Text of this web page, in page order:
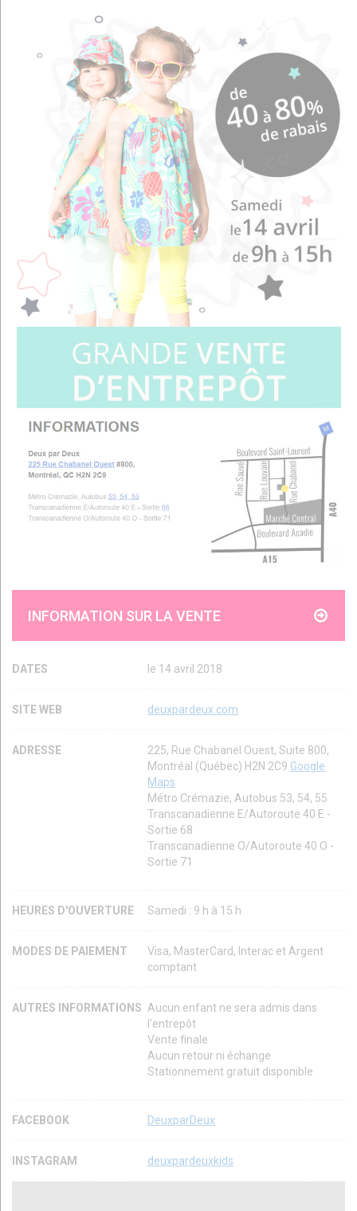
INFORMATION SUR LA VENTE
DATES le 14 avril 2018
SITE WEB deuxpardeux.com
ADRESSE
225, Rue Chabanel Ouest, Suite 800,
Montréal (Québec) H2N 2C9 Google
Maps
Métro Crémazie, Autobus 53, 54, 55
Transcanadienne E/Autoroute 40 E -
Sortie 68
Transcanadienne O/Autoroute 40 O -
Sortie 71
HEURES D'OUVERTURE Samedi : 9 h à 15 h
MODES DE PAIEMENT
Visa, MasterCard, Interac et Argent
comptant
AUTRES INFORMATIONS Aucun enfant ne sera admis dans
l'entrepôt
Vente finale
Aucun retour ni échange
Stationnement gratuit disponible
FACEBOOK DeuxparDeux
INSTAGRAM deuxpardeuxkids